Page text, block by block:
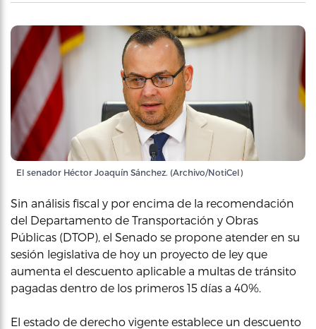
El senador Héctor Joaquín Sánchez. (Archivo/NotiCel)
Sin análisis fiscal y por encima de la recomendación
del Departamento de Transportación y Obras
Públicas (DTOP), el Senado se propone atender en su
sesión legislativa de hoy un proyecto de ley que
aumenta el descuento aplicable a multas de tránsito
pagadas dentro de los primeros 15 días a 40%.
El estado de derecho vigente establece un descuento